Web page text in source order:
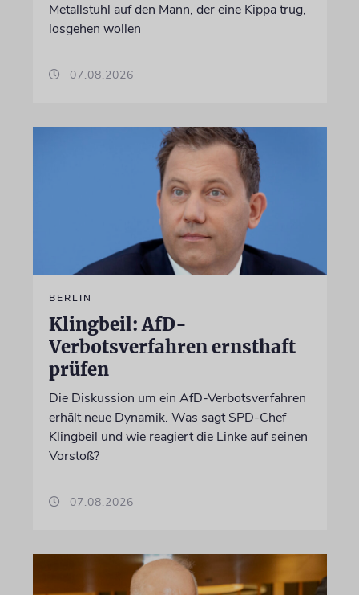
Metallstuhl auf den Mann, der eine Kippa trug,
losgehen wollen
07.08.2026
BERLIN
Klingbeil: AfD-
Verbotsverfahren ernsthaft
prüfen
Die Diskussion um ein AfD-Verbotsverfahren
erhält neue Dynamik. Was sagt SPD-Chef
Klingbeil und wie reagiert die Linke auf seinen
Vorstoß?
07.08.2026